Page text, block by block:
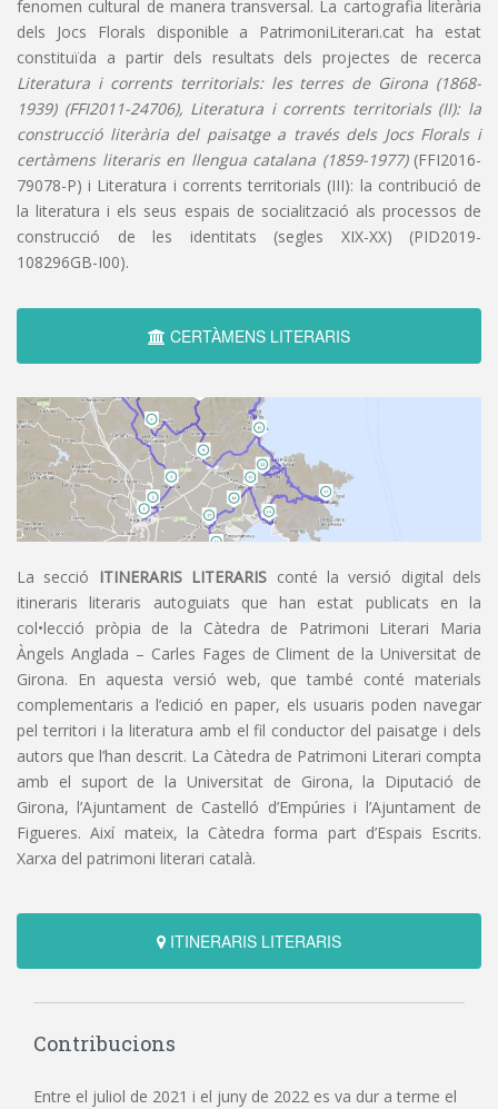
fenomen cultural de manera transversal. La cartografia literària
dels Jocs Florals disponible a PatrimoniLiterari.cat ha estat
constituïda a partir dels resultats dels projectes de recerca
Literatura i corrents territorials: les terres de Girona (1868-
1939) (FFI2011-24706), Literatura i corrents territorials (II): la
construcció literària del paisatge a través dels Jocs Florals i
certàmens literaris en llengua catalana (1859-1977)(FFI2016-
79078-P) i Literatura i corrents territorials (III): la contribució de
la literatura i els seus espais de socialització als processos de
construcció de les identitats (segles XIX-XX) (PID2019-
108296GB-I00).
CERTÀMENS LITERARIS
La secció ITINERARIS LITERARIS conté la versió digital dels
itineraris literaris autoguiats que han estat publicats en la
col•lecció pròpia de la Càtedra de Patrimoni Literari Maria
Àngels Anglada – Carles Fages de Climent de la Universitat de
Girona. En aquesta versió web, que també conté materials
complementaris a l’edició en paper, els usuaris poden navegar
pel territori i la literatura amb el fil conductor del paisatge i dels
autors que l’han descrit. La Càtedra de Patrimoni Literari compta
amb el suport de la Universitat de Girona, la Diputació de
Girona, l’Ajuntament de Castelló d’Empúries i l’Ajuntament de
Figueres. Així mateix, la Càtedra forma part d’Espais Escrits.
Xarxa del patrimoni literari català.
ITINERARIS LITERARIS
Contribucions
Entre el juliol de 2021 i el juny de 2022 es va dur a terme el